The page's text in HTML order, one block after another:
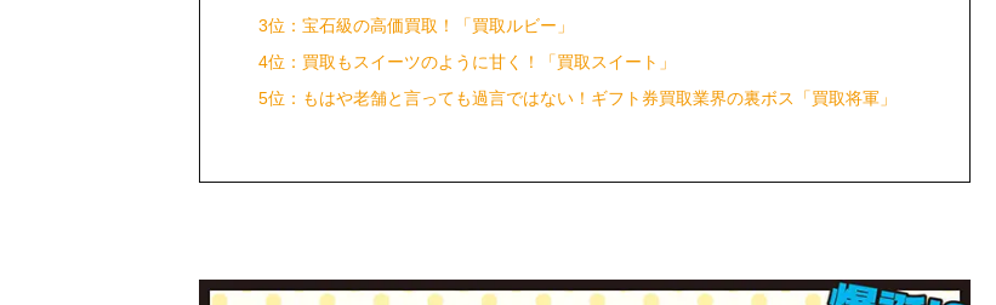
3位：宝石級の高価買取！「買取ルビー」
4位：買取もスイーツのように甘く！「買取スイート」
5位：もはや老舗と言っても過言ではない！ギフト券買取業界の裏ボス「買取将軍」